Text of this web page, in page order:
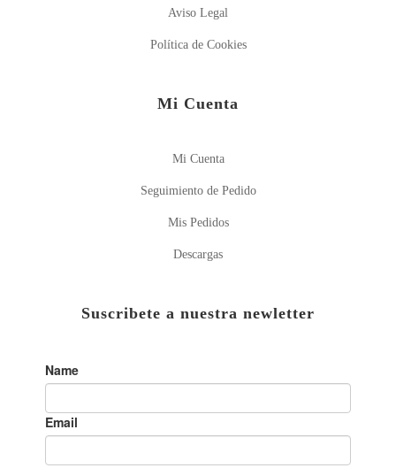
Aviso Legal
Política de Cookies
Mi Cuenta
Mi Cuenta
Seguimiento de Pedido
Mis Pedidos
Descargas
Suscribete a nuestra newletter